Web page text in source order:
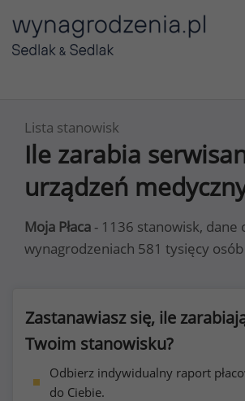
Lista stanowisk
Ile zarabia
urządzeń
Moja Płaca - 1136 stanowisk, dane
wynagrodzeniach 581 tysięcy osób
Zastanawiasz się, ile
Twoim stanowisku?
Odbierz indywidualny raport
do Ciebie.